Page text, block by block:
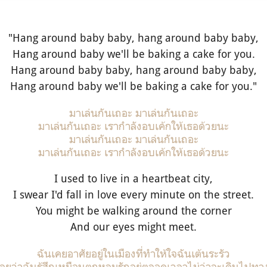
"Hang around baby baby, hang around baby baby,
Hang around baby we'll be baking a cake for you.
Hang around baby baby, hang around baby baby,
Hang around baby we'll be baking a cake for you."
มาเล่นกันเถอะ มาเล่นกันเถอะ
มาเล่นกันเถอะ เรากำลังอบเค้กให้เธอด้วยนะ
มาเล่นกันเถอะ มาเล่นกันเถอะ
มาเล่นกันเถอะ เรากำลังอบเค้กให้เธอด้วยนะ
I used to live in a heartbeat city,
I swear I'd fall in love every minute on the street.
You might be walking around the corner
And our eyes might meet.
ฉันเคยอาศัยอยู่ในเมืองที่ทำให้ใจฉันเต้นระรัว